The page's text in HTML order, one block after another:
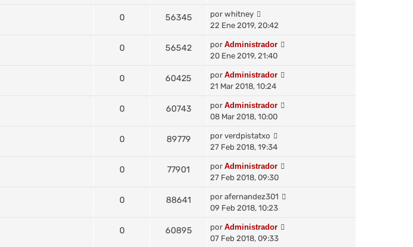
0 56345 por whitney
22 Ene 2019, 20:42
0 56542 por Administrador
20 Ene 2019, 21:40
0 60425 por Administrador
21 Mar 2018, 10:24
0 60743 por Administrador
08 Mar 2018, 10:00
0 89779 por verdpistatxo
27 Feb 2018, 19:34
0 77901 por Administrador
27 Feb 2018, 09:30
0 88641 por afernandez301
09 Feb 2018, 10:23
0 60895 por Administrador
07 Feb 2018, 09:33